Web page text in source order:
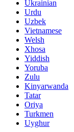
Ukrainian
Urdu
Uzbek
Vietnamese
Welsh
Xhosa
Yiddish
Yoruba
Zulu
Kinyarwanda
Tatar
Oriya
Turkmen
Uyghur